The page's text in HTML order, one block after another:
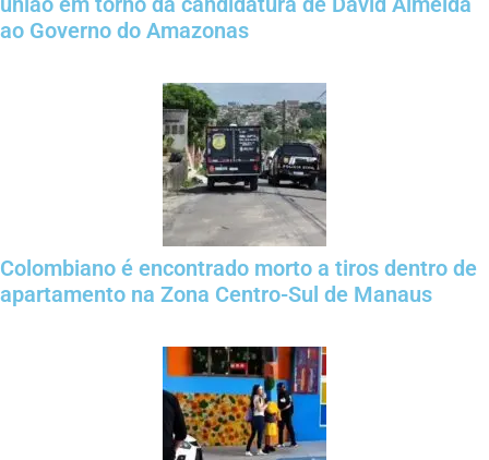
ao Governo do Amazonas
Colombiano é encontrado morto a tiros dentro de
apartamento na Zona Centro-Sul de Manaus